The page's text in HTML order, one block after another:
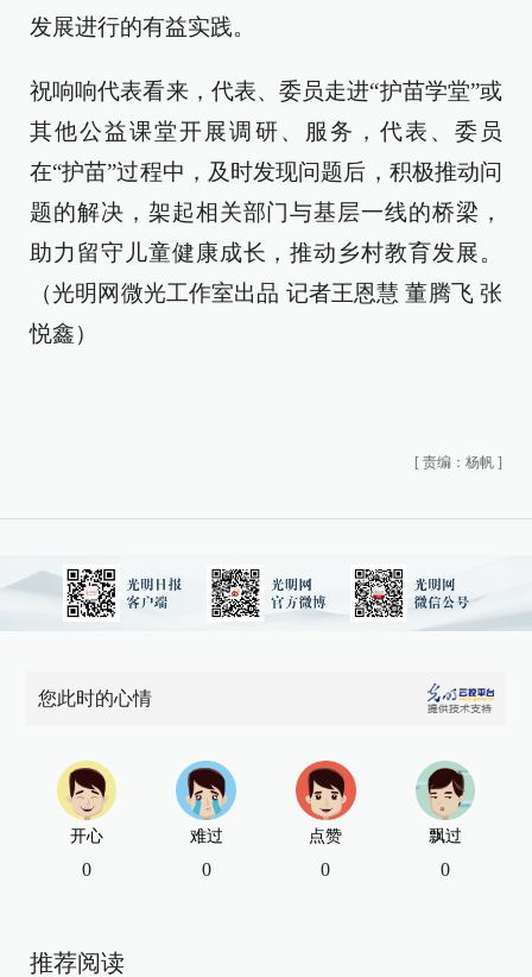
发展进行的有益实践。
祝响响代表看来，代表、委员走进“护苗学堂”或
其他公益课堂开展调研、服务，代表、委员
在“护苗”过程中，及时发现问题后，积极推动问
题的解决，架起相关部门与基层一线的桥梁，
助力留守儿童健康成长，推动乡村教育发展。
（光明网微光工作室出品 记者王恩慧 董腾飞 张
悦鑫）
[ 责编：杨帆 ]
您此时的心情
开心
0
难过
0
点赞
0
飘过
0
推荐阅读